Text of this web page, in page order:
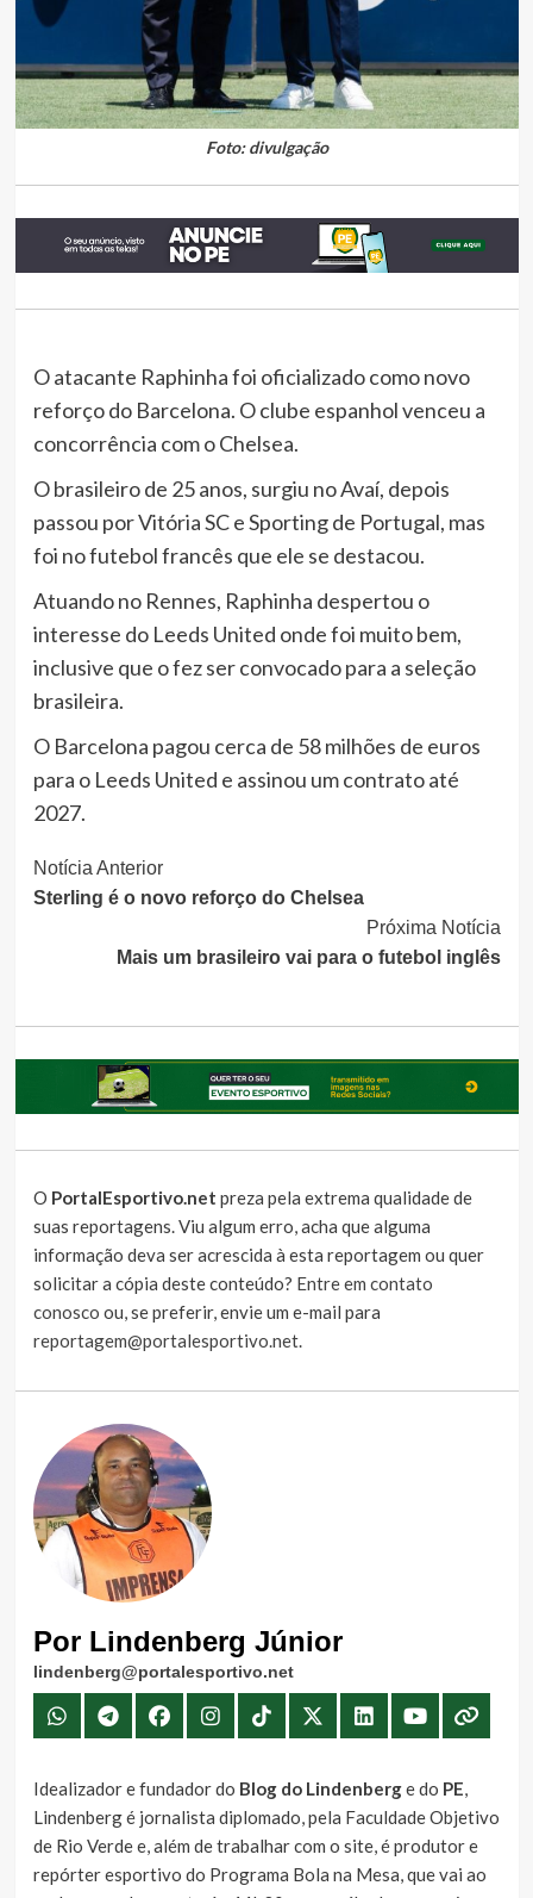
Foto: divulgação
O atacante Raphinha foi oficializado como novo
reforço do Barcelona. O clube espanhol venceu a
concorrência com o Chelsea.
O brasileiro de 25 anos, surgiu no Avaí, depois
passou por Vitória SC e Sporting de Portugal, mas
foi no futebol francês que ele se destacou.
Atuando no Rennes, Raphinha despertou o
interesse do Leeds United onde foi muito bem,
inclusive que o fez ser convocado para a seleção
brasileira.
O Barcelona pagou cerca de 58 milhões de euros
para o Leeds United e assinou um contrato até
2027.
Continue
Lendo
Notícia Anterior
Sterling é o novo reforço do Chelsea
Próxima Notícia
Mais um brasileiro vai para o futebol inglês
O PortalEsportivo.net preza pela extrema qualidade de
suas reportagens. Viu algum erro, acha que alguma
informação deva ser acrescida à esta reportagem ou quer
solicitar a cópia deste conteúdo? Entre em contato
conosco ou, se preferir, envie um e-mail para
reportagem@portalesportivo.net.
Por Lindenberg Júnior
lindenberg@portalesportivo.net
Idealizador e fundador do Blog do Lindenberge do PE,
Lindenberg é jornalista diplomado, pela Faculdade Objetivo
de Rio Verde e, além de trabalhar com o site, é produtor e
repórter esportivo do Programa Bola na Mesa, que vai ao